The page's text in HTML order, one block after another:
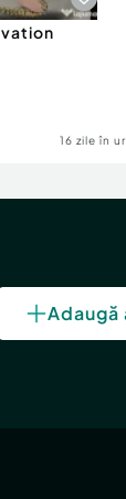
16 zile în
Adaugă